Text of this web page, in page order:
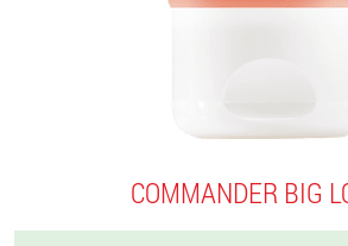
COMMANDER BIG